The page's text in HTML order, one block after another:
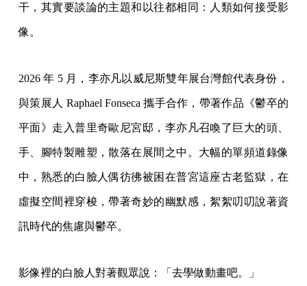
干，其實要談論的主題和以往都相同：人類如何接受影
像。
2026 年 5 月，李亦凡以威尼斯雙年展台灣館代表身份，
與策展人 Raphael Fonseca 攜手合作，帶著作品《鬱卒的
平面》走入普里奇歐尼宮邸，李亦凡召喚了巨大的頭、
手、腳特製雕塑，散落在展間之中。大幅的單頻道錄像
中，熟悉的白臉人偶彷彿被困在普宮這座古老監獄，在
虛擬空間裡穿梭，帶著奇妙的幽默感，絮絮叨叨說著資
訊時代的焦慮與鬱卒。
影像裡的白臉人對著觀眾說：「去學做動畫吧。」